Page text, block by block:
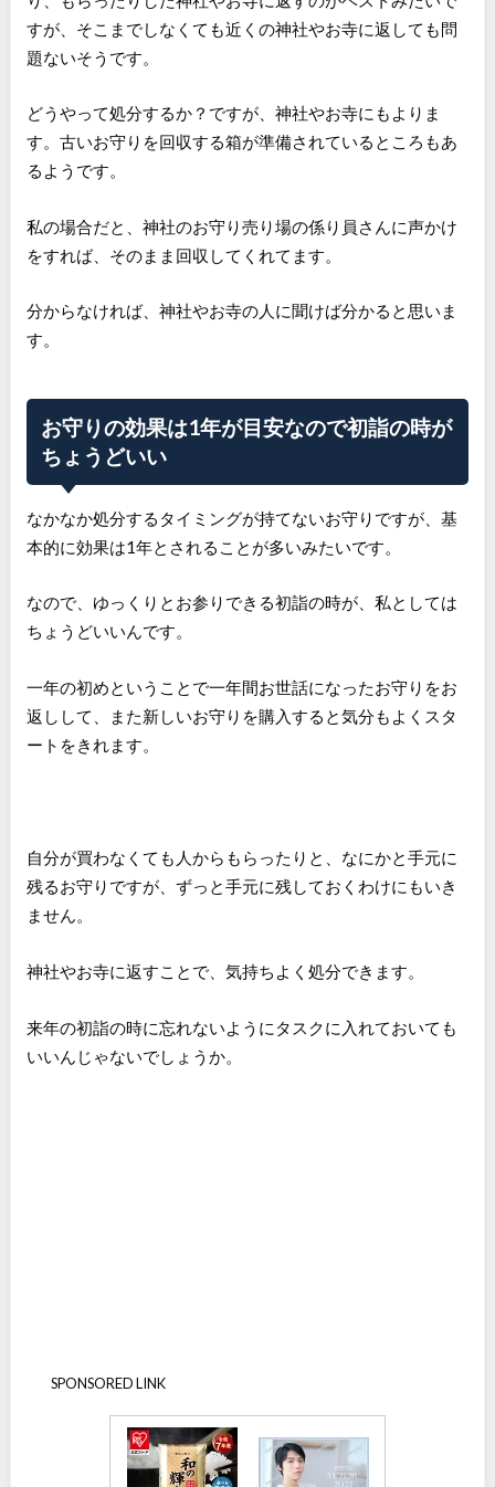
すが、そこまでしなくても近くの神社やお寺に返しても問
題ないそうです。
どうやって処分するか？ですが、神社やお寺にもよりま
す。古いお守りを回収する箱が準備されているところもあ
るようです。
私の場合だと、神社のお守り売り場の係り員さんに声かけ
をすれば、そのまま回収してくれてます。
分からなければ、神社やお寺の人に聞けば分かると思いま
す。
お守りの効果は1年が目安なので初詣の時が
ちょうどいい
なかなか処分するタイミングが持てないお守りですが、基
本的に効果は1年とされることが多いみたいです。
なので、ゆっくりとお参りできる初詣の時が、私としては
ちょうどいいんです。
一年の初めということで一年間お世話になったお守りをお
返しして、また新しいお守りを購入すると気分もよくスタ
ートをきれます。
自分が買わなくても人からもらったりと、なにかと手元に
残るお守りですが、ずっと手元に残しておくわけにもいき
ません。
神社やお寺に返すことで、気持ちよく処分できます。
来年の初詣の時に忘れないようにタスクに入れておいても
いいんじゃないでしょうか。
SPONSORED LINK